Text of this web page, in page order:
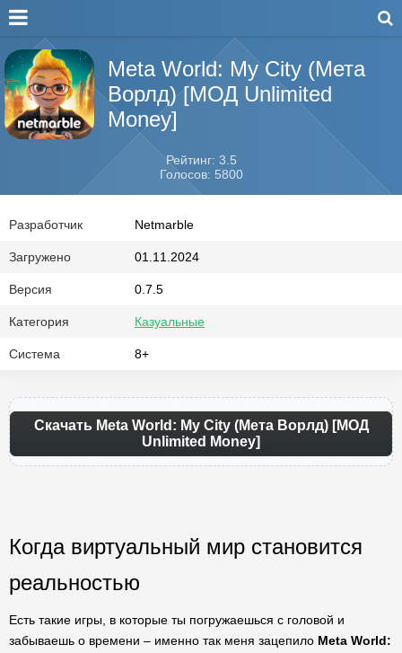
Meta World: My City (Мета
Ворлд) [МОД Unlimited
Money]
Рейтинг: 3.5
Голосов: 5800
Разработчик Netmarble
Загружено 01.11.2024
Версия 0.7.5
Категория Казуальные
Система 8+
Скачать Meta World: My City (Мета Ворлд) [МОД
Unlimited Money]
Когда виртуальный мир становится
реальностью
Есть такие игры, в которые ты погружаешься с головой и
забываешь о времени – именно так меня зацепило Meta World: